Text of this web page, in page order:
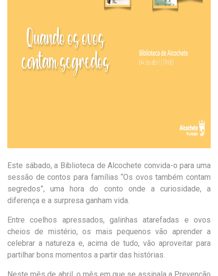
Este sábado, a Biblioteca de Alcochete convida-o para uma
sessão de contos para famílias “Os ovos também contam
segredos”,
uma hora do conto
onde a curiosidade, a
diferença e a surpresa ganham vida.
Entre coelhos apressados, galinhas atarefadas e ovos
cheios de mistério, os mais pequenos vão aprender a
celebrar a natureza e, acima de tudo, vão aproveitar para
partilhar bons momentos a partir das histórias.
Neste mês de abril, o mês em que se assinala a Prevenção